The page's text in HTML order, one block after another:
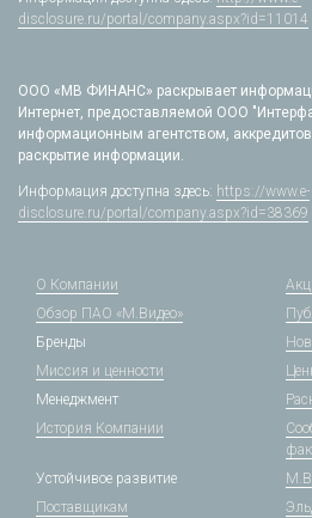
disclosure.ru/portal/company.aspx?id=11014
ООО «МВ ФИНАНС» раскрывает
Интернет, предоставляемой ООО
информационным агентством,
раскрытие информации.
Информация доступна здесь: https://www.e-
disclosure.ru/portal/company.aspx?id=38369
О Компании
Обзор ПАО «М.Видео»
Бренды
Миссия и ценности
Менеджмент
История Компании
Устойчивое развитие
Поставщикам